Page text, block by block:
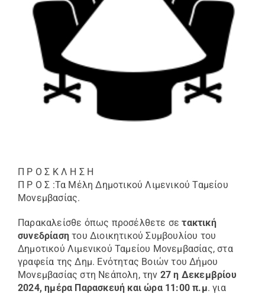
Π Ρ Ο Σ Κ Λ Η Σ Η
Π Ρ Ο Σ :Τα Μέλη Δημοτικού Λιμενικoύ Ταμείου
Μονεμβασίας.
Παρακαλείσθε όπως προσέλθετε σετακτική
συνεδρίαση του Διοικητικού Συμβουλίου του
Δημοτικού Λιμενικού Ταμείου Μονεμβασίας, στα
γραφεία της Δημ. Ενότητας Βοιών του Δήμου
Μονεμβασίας στη Νεάπολη, την 27 η Δεκεμβρίου
2024, ημέρα Παρασκευή και ώρα 11:00 π.μ. για